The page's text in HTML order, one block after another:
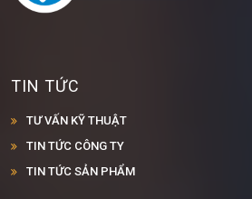
TIN TỨC
TƯ VẤN KỸ THUẬT
TIN TỨC CÔNG TY